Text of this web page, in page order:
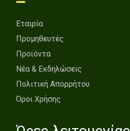
Εταιρία
Προμηθευτές
Προϊόντα
Νέα & Εκδηλώσεις
Πολιτική Απορρήτου
Όροι Χρήσης